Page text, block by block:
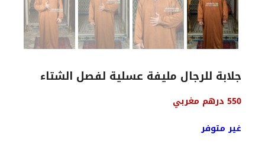
جلابة للرجال مليفة عسلية لفصل الشتاء
السعر
هو:
600 درهم
550 درهم مغربي
غير متوفر